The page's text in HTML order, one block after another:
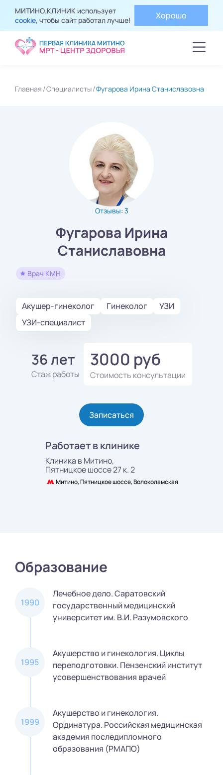
МИТИНО.КЛИНИК использует
cookie, чтобы сайт работал лучше! Хорошо
Главная Специалисты Фугарова Ирина Станиславовна
Отзывы: 3
Фугарова Ирина
Станиславовна
Врач КМН
Акушер-гинеколог Гинеколог
УЗИ
УЗИ-специалист
36 лет
Стаж работы
3000 руб
Стоимость консультации
Записаться
Работает в клинике
Клиника в Митино,
Пятницкое шоссе 27 к. 2
Митино, Пятницкое шоссе, Волоколамская
Образование
1990
Лечебное дело. Саратовский
государственный медицинский
университет им. В.И. Разумовского
1995
Акушерство и гинекология. Циклы
переподготовки. Пензенский институт
усовершенствования врачей
1999
Акушерство и гинекология.
Ординатура. Российская медицинская
академия последипломного
образования (РМАПО)